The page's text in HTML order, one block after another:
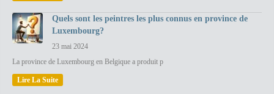
Quels sont les peintres les plus connus en province de
Luxembourg?
23 mai 2024
La province de Luxembourg en Belgique a produit p
Lire La Suite